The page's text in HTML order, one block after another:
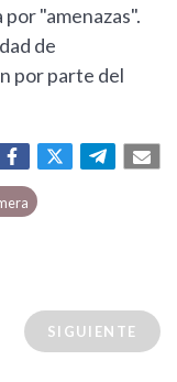
"amenazas".
de
por parte del
SIGUIENTE